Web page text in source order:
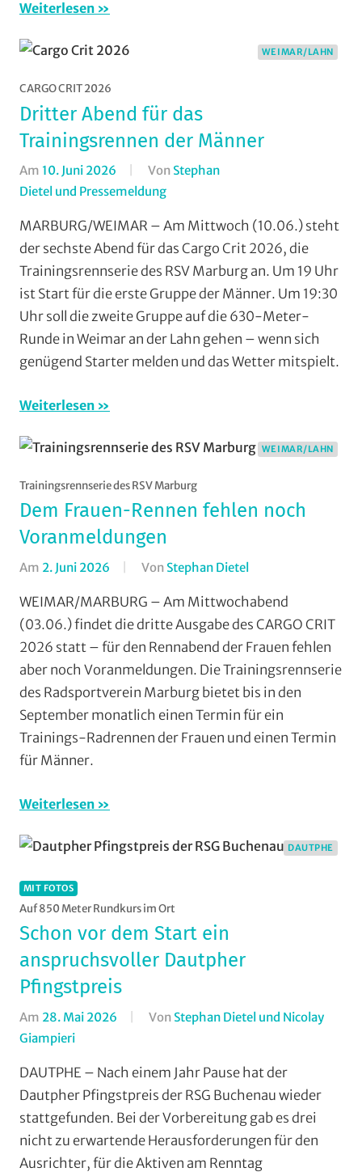
Marburg,
Strasse
Weimar/Lahn
Wohin
am
Wochenende
(WaW)
/
Veranstaltungstipps
Weiterlesen
WEIMAR/LAHN
CARGO CRIT 2026
Dritter Abend für das
Trainingsrennen der Männer
Am 10. Juni 2026 Von Stephan
Dietel und Pressemeldung
Jedermann,
Orte,
RSV
Marburg,
Rundstrecke,
Strasse,
Vereine,
Wochenende
/
Veranstaltungstipps
MARBURG/WEIMAR – Am Mittwoch (10.06.) steht
der sechste Abend für das Cargo Crit 2026, die
Trainingsrennserie des RSV Marburg an. Um 19 Uhr
ist Start für die erste Gruppe der Männer. Um 19:30
Uhr soll die zweite Gruppe auf die 630-Meter-
Runde in Weimar an der Lahn gehen – wenn sich
genügend Starter melden und das Wetter mitspielt.
Weiterlesen
WEIMAR/LAHN
Trainingsrennserie des RSV Marburg
Dem Frauen-Rennen fehlen noch
Voranmeldungen
Am 2. Juni 2026 Von Stephan Dietel
Jedermann
Orte,
RSV
Marburg,
Rundstrecke
Strasse
Vereine,
(WaW)
WEIMAR/MARBURG – Am Mittwochabend
(03.06.) findet die dritte Ausgabe des CARGO CRIT
2026 statt – für den Rennabend der Frauen fehlen
aber noch Voranmeldungen. Die Trainingsrennserie
des Radsportverein Marburg bietet bis in den
September monatlich einen Termin für ein
Trainings-Radrennen der Frauen und einen Termin
für Männer.
Weiterlesen
DAUTPHE
MIT FOTOS
Auf 850 Meter Rundkurs im Ort
Schon vor dem Start ein
anspruchsvoller Dautpher
Pfingstpreis
Am 28. Mai 2026 Von Stephan Dietel und Nicolay
Giampieri
Jedermann,
Mit
Fotos,
Multimedia,
Orte,
DAUTPHE – Nach einem Jahr Pause hat der
Dautpher Pfingstpreis der RSG Buchenau wieder
stattgefunden. Bei der Vorbereitung gab es drei
nicht zu erwartende Herausforderungen für den
Ausrichter, für die Aktiven am Renntag